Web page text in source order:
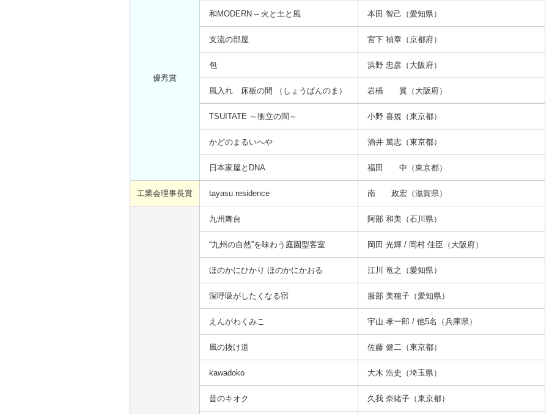
優秀賞
和MODERN – 火と土と風 本田 智己（愛知県）
支流の部屋 宮下 禎章（京都府）
包 浜野 忠彦（大阪府）
風入れ 床板の間 （しょうばんのま） 岩橋 翼（大阪府）
TSUITATE ～衝立の間～ 小野 喜規（東京都）
かどのまるいへや 酒井 篤志（東京都）
日本家屋とDNA 福田 中（東京都）
工業会理事長賞 tayasu residence 南 政宏（滋賀県）
九州舞台 阿部 和美（石川県）
“九州の自然”を味わう庭園型客室 岡田 光輝 / 岡村 佳臣（大阪府）
ほのかにひかり ほのかにかおる 江川 竜之（愛知県）
深呼吸がしたくなる宿 服部 美穂子（愛知県）
えんがわくみこ 宇山 孝一郎 / 他5名（兵庫県）
風の抜け道 佐藤 健二（東京都）
kawadoko 大木 浩史（埼玉県）
昔のキオク 久我 奈緒子（東京都）